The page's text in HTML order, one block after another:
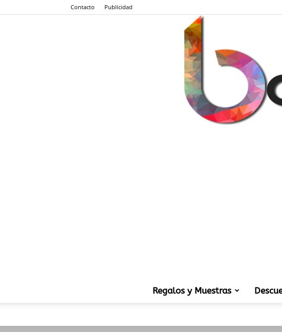
Contacto Publicidad
Regalos y Muestras